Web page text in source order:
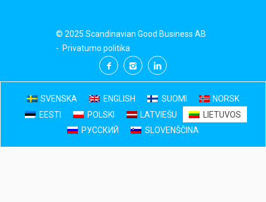
© 2025 Scandinavian Good Business AB
- Privatumo politika
SVENSKA ENGLISH SUOMI
NORSK
EESTI
POLSKI LATVIEŠU
LIETUVOS
РУССКИЙ
SLOVENŠČINA